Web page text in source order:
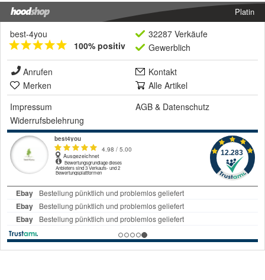
Platin
best-4you
100% positiv
32287 Verkäufe
Gewerblich
Anrufen
Kontakt
Merken
Alle Artikel
Impressum
AGB & Datenschutz
Widerrufsbelehrung